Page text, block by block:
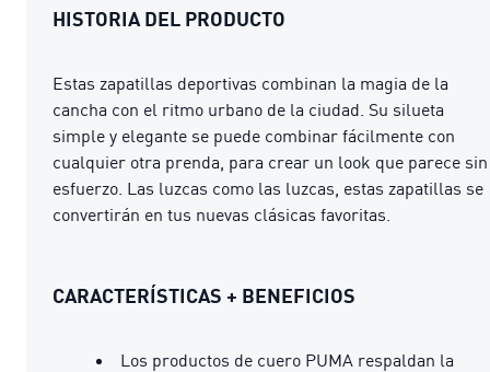
HISTORIA DEL PRODUCTO
Estas zapatillas deportivas combinan la magia de la
cancha con el ritmo urbano de la ciudad. Su silueta
simple y elegante se puede combinar fácilmente con
cualquier otra prenda, para crear un look que parece sin
esfuerzo. Las luzcas como las luzcas, estas zapatillas se
convertirán en tus nuevas clásicas favoritas.
CARACTERÍSTICAS + BENEFICIOS
Los productos de cuero PUMA respaldan la